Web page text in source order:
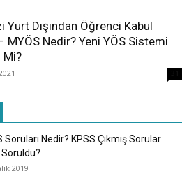
Yurt Dışından Öğrenci Kabul
– MYÖS Nedir? Yeni YÖS Sistemi
Mi?
Soruları Nedir? KPSS Çıkmış Sorular
Soruldu?
2019